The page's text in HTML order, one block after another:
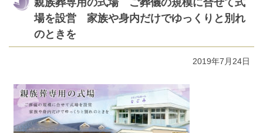
場を設営 家族や身内だけでゆっくりと別れ
のときを
2019年7月24日